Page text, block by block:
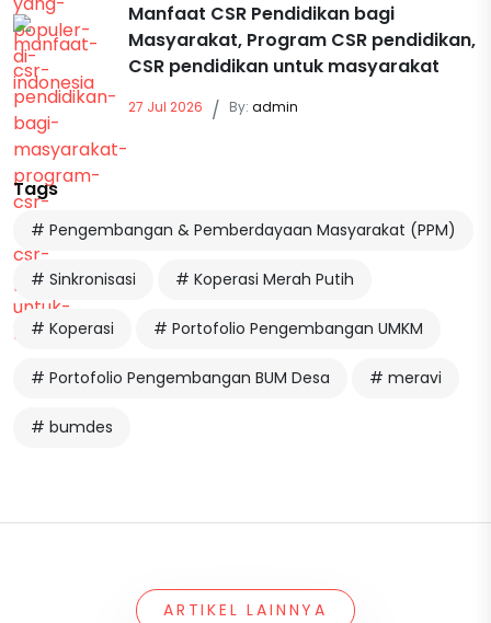
Manfaat CSR Pendidikan bagi
Masyarakat, Program CSR pendidikan,
CSR pendidikan untuk masyarakat
27 Jul 2026 / By: admin
Tags
# Pengembangan & Pemberdayaan Masyarakat (PPM)
# Sinkronisasi # Koperasi Merah Putih
# Koperasi # Portofolio Pengembangan UMKM
# Portofolio Pengembangan BUM Desa # meravi
# bumdes
ARTIKEL LAINNYA